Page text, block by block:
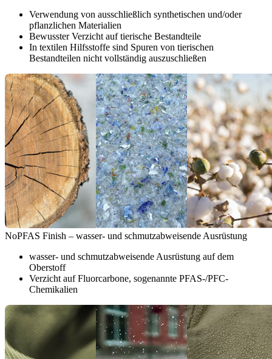
Verwendung von ausschließlich synthetischen und/oder
pflanzlichen Materialien
Bewusster Verzicht auf tierische Bestandteile
In textilen Hilfsstoffe sind Spuren von tierischen
Bestandteilen nicht vollständig auszuschließen
NoPFAS Finish – wasser- und schmutzabweisende Ausrüstung
wasser- und schmutzabweisende Ausrüstung auf dem
Oberstoff
Verzicht auf Fluorcarbone, sogenannte PFAS-/PFC-
Chemikalien